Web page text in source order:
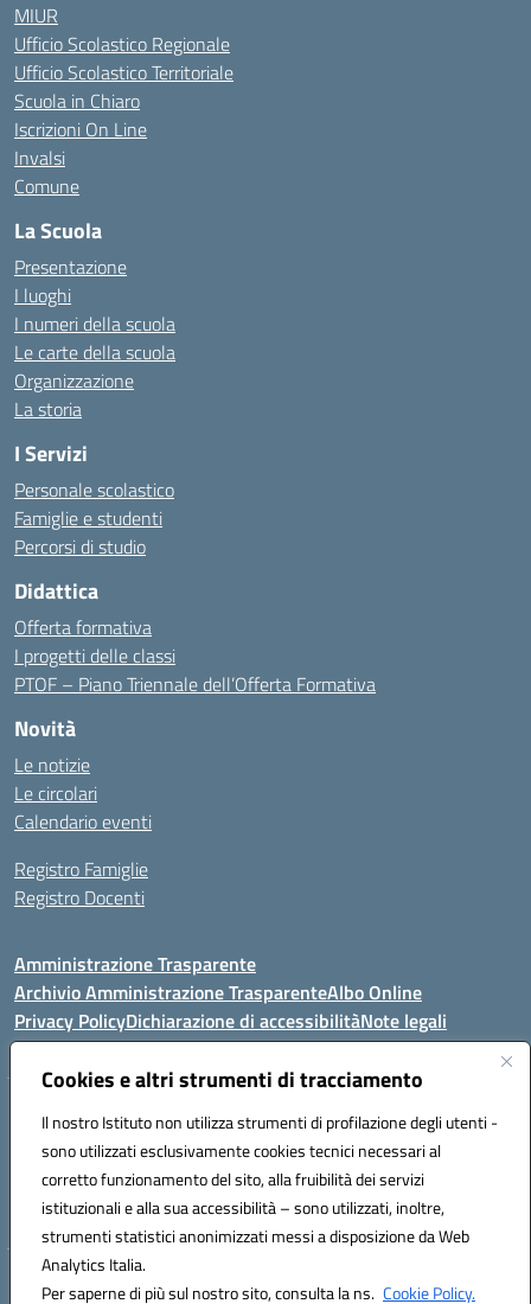
Cookies e altri strumenti di tracciamento
Il nostro Istituto non utilizza strumenti di profilazione degli utenti -
sono utilizzati esclusivamente cookies tecnici necessari al
corretto funzionamento del sito, alla fruibilità dei servizi
istituzionali e alla sua accessibilità – sono utilizzati, inoltre,
strumenti statistici anonimizzati messi a disposizione da Web
Analytics Italia.
Per saperne di più sul nostro sito, consulta la ns. Cookie Policy.
MIUR
Ufficio Scolastico Regionale
Ufficio Scolastico Territoriale
Scuola in Chiaro
Iscrizioni On Line
Invalsi
Comune
La Scuola
Presentazione
I luoghi
I numeri della scuola
Le carte della scuola
Organizzazione
La storia
I Servizi
Personale scolastico
Famiglie e studenti
Percorsi di studio
Didattica
Offerta formativa
I progetti delle classi
PTOF – Piano Triennale dell’Offerta Formativa
Novità
Le notizie
Le circolari
Calendario eventi
Registro Famiglie
Registro Docenti
Amministrazione Trasparente
Archivio Amministrazione TrasparenteAlbo Online
Privacy PolicyDichiarazione di accessibilitàNote legali
Istituto Comprensivo Statale
Via Cupa Campanariello, 5 - 80059, Torre del Greco (NA)
Tel. +39 0818834377 - Fax +39 0818834377 - Cod.Fisc. 95170530638
Email: naic8df00a@istruzione.it - PEC: naic8df00a@pec.istruzione.it
Hosting & Powered by 3D Solution S.r.l.